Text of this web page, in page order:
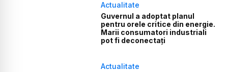
Actualitate
Guvernul a adoptat planul
pentru orele critice din energie.
Marii consumatori industriali
pot fi deconectați
Actualitate